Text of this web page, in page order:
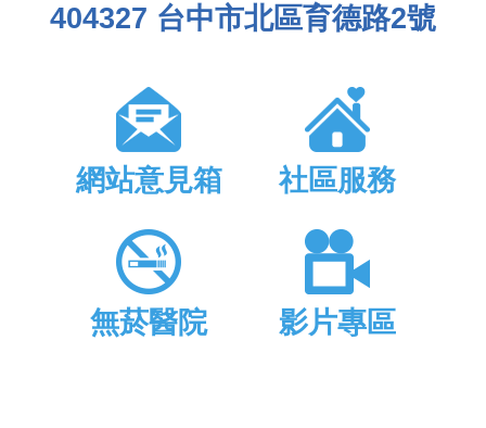
404327 台中市北區育德路2號
網站意見箱 社區服務
無菸醫院 影片專區